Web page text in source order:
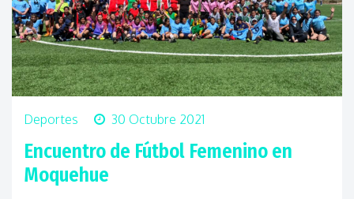
Deportes 30 Octubre 2021
Encuentro de Fútbol Femenino en
Moquehue